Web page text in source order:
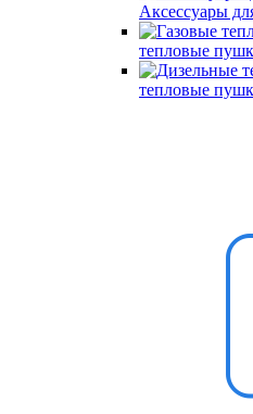
Аксессуары
тепловые
тепловые